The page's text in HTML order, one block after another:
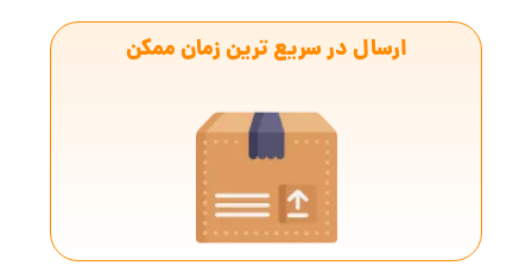
ارسال در سریع ترین زمان ممکن